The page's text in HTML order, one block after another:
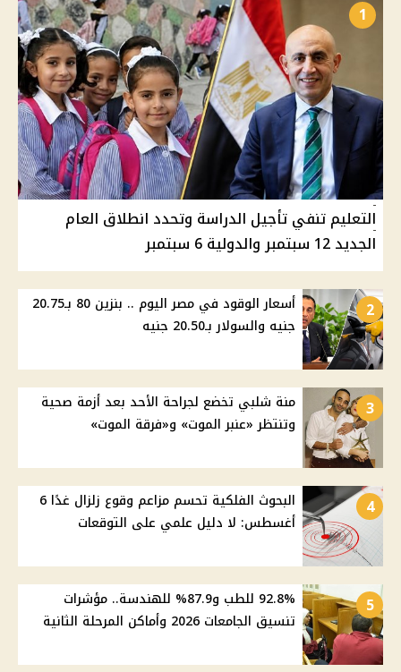
1
التعليم تنفي تأجيل الدراسة وتحدد انطلاق العام
الجديد 12 سبتمبر والدولية 6 سبتمبر
2
أسعار الوقود في مصر اليوم .. بنزين 80 بـ20.75
جنيه والسولار بـ20.50 جنيه
3
منة شلبي تخضع لجراحة الأحد بعد أزمة صحية
وتنتظر «عنبر الموت» و«فرقة الموت»
4
البحوث الفلكية تحسم مزاعم وقوع زلزال غدًا 6
أغسطس: لا دليل علمي على التوقعات
5
92.8% للطب و87.9% للهندسة.. مؤشرات
تنسيق الجامعات 2026 وأماكن المرحلة الثانية